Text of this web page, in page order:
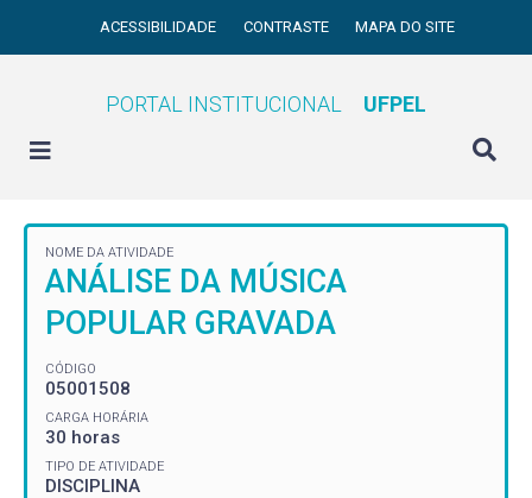
ACESSIBILIDADE CONTRASTE MAPA DO SITE
PORTAL INSTITUCIONAL UFPEL
NOME DA ATIVIDADE
ANÁLISE DA MÚSICA
POPULAR GRAVADA
CÓDIGO
05001508
CARGA HORÁRIA
30 horas
TIPO DE ATIVIDADE
DISCIPLINA